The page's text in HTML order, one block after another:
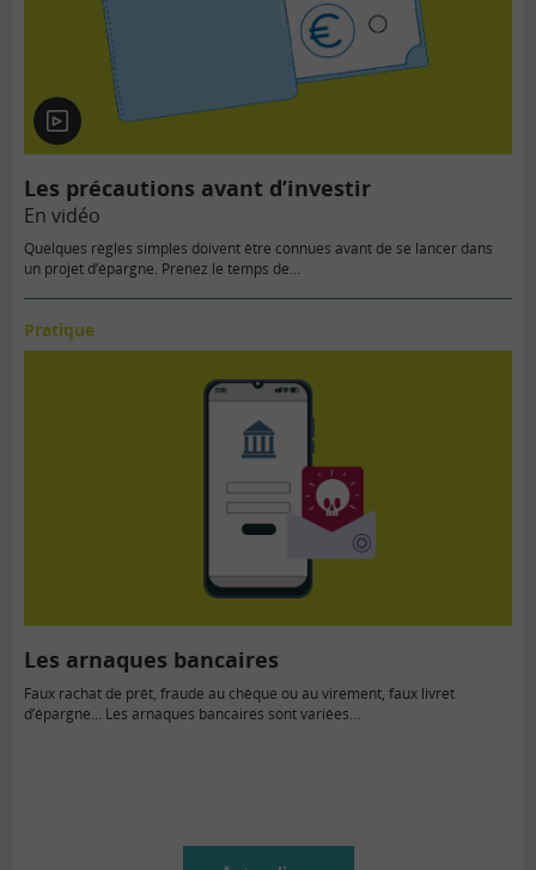
En
vidéo
Les précautions avant d’investir
En vidéo
Quelques règles simples doivent être connues avant de se lancer dans
un projet d’épargne. Prenez le temps de…
Pratique
Les arnaques bancaires
Faux rachat de prêt, fraude au chèque ou au virement, faux livret
d’épargne… Les arnaques bancaires sont variées…